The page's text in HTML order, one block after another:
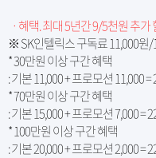
ㆍ혜택. 최대 5년간 9/5천원 추가
※ SK인텔릭스 구독료 11,000원
* 30만원 이상 구간 혜택
: 기본 11,000 + 프로모션 11,000 =
* 70만원 이상 구간 혜택
: 기본 15,000 + 프로모션 7,000 =
* 100만원 이상 구간 혜택
: 기본 20,000 + 프로모션 2,000 =